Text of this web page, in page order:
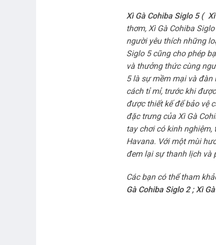
Xì Gà Cohiba Siglo 5 (
thơm, Xì Gà Cohiba
người yêu thích những
Siglo 5 cũng cho phép
và thưởng thức cùng
5 là sự mềm mại và
cách tỉ mỉ, trước khi
được thiết kế để bảo vệ
đặc trưng của Xì Gà
tay chơi có kinh
Havana. Với một mùi
đem lại sự thanh lịch và
Các bạn có thể tham
Gà Cohiba Siglo 2; Xì